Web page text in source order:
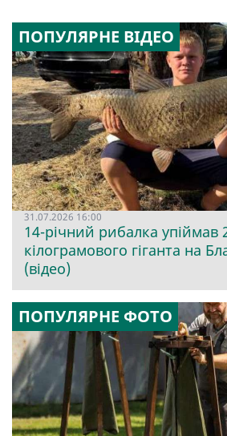
ПОПУЛЯРНЕ ВІДЕО
31.07.2026 16:00
14-річний рибалка упіймав
кілограмового гіганта на
(відео)
ПОПУЛЯРНЕ ФОТО